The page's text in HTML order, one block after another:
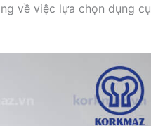
về việc lựa chọn dụng cụ